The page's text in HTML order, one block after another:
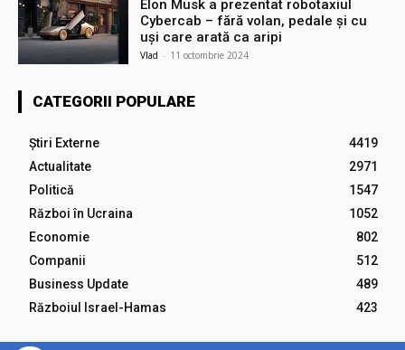
Elon Musk a prezentat robotaxiul
Cyberсab – fără volan, pedale și cu
uși care arată ca aripi
Vlad - 11 octombrie 2024
CATEGORII POPULARE
Știri Externe
4419
Actualitate
2971
Politică
1547
Război în Ucraina
1052
Economie
802
Companii
512
Business Update
489
Războiul Israel-Hamas
423